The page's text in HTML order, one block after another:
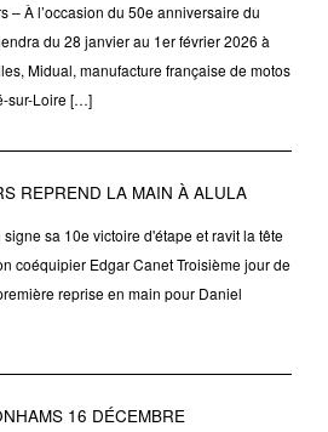
– À l’occasion du 50e anniversaire du
du 28 janvier au 1er février 2026 à
Midual, manufacture française de motos
sur-Loire […]
REPREND LA MAIN À ALULA
sa 10e victoire d'étape et ravit la tête
coéquipier Edgar Canet Troisième jour de
reprise en main pour Daniel
16 DÉCEMBRE